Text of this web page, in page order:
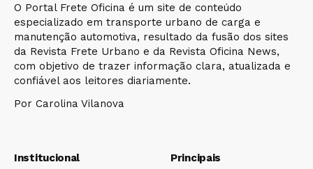
O Portal Frete Oficina é um site de conteúdo
especializado em transporte urbano de carga e
manutenção automotiva, resultado da fusão dos sites
da Revista Frete Urbano e da Revista Oficina News,
com objetivo de trazer informação clara, atualizada e
confiável aos leitores diariamente.
Por Carolina Vilanova
Institucional Principais